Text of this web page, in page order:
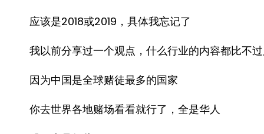
应该是2018或2019，具体我忘记了
我以前分享过一个观点，什么行业的内容都比不
因为中国是全球赌徒最多的国家
你去世界各地赌场看看就行了，全是华人